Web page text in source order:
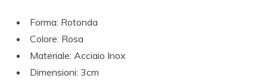
Forma: Rotonda
Colore: Rosa
Materiale: Acciaio Inox
Dimensioni: 3cm